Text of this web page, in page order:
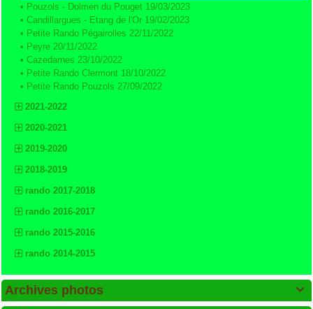
• Pouzols - Dolmen du Pouget 19/03/2023
• Candillargues - Etang de l'Or 19/02/2023
• Petite Rando Pégairolles 22/11/2022
• Peyre 20/11/2022
• Cazedarnes 23/10/2022
• Petite Rando Clermont 18/10/2022
• Petite Rando Pouzols 27/09/2022
2021-2022
2020-2021
2019-2020
2018-2019
rando 2017-2018
rando 2016-2017
rando 2015-2016
rando 2014-2015

Archives photos